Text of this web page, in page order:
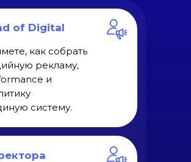
of Digital
как собрать
рекламу,
и
систему.